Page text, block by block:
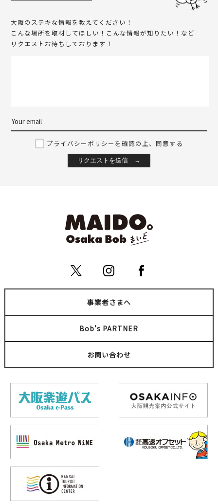
大阪のステキな情報を教えてください！
こんな場所を取材してほしい！こんな情報が知りたい！など
リクエストお待ちしております！
プライバシーポリシーを確認の上、同意する
事業者さまへ
Bob's PARTNER
お問い合わせ